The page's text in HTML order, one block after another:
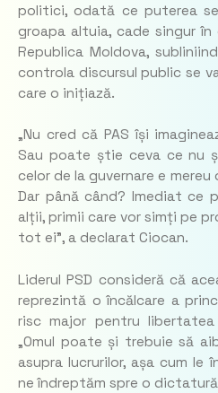
politici, odată ce puterea
groapa altuia, cade singur în
Republica Moldova,
controla discursul public se
care o inițiază.
„Nu cred că PAS își
Sau poate știe ceva ce nu
celor de la guvernare e
Dar până când? Imediat ce
alții, primii care vor simți pe
tot ei”, a declarat Ciocan.
Liderul PSD consideră că
reprezintă o încălcare a
risc major pentru
„Omul poate și trebuie să
asupra lucrurilor, așa cum le
ne îndreptăm spre o